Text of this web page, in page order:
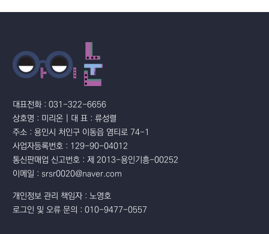
대표전화 : 031-322-6656
상호명 : 미리온 | 대 표 : 류성렬
주소 : 용인시 처인구 이동읍 염티로 74-1
사업자등록번호 : 129-90-04012
통신판매업 신고번호 : 제 2013-용인기흥-00252
이메일 : srsr0020@naver.com
개인정보 관리 책임자 : 노영호
로그인 및 오류 문의 : 010-9477-0557